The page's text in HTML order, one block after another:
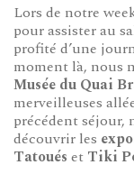
Lors de notre
pour assister au
profité d’une
moment là, nous
Musée du Quai
merveilleuses
précédent séjour,
découvrir les
Tatoués et Tiki